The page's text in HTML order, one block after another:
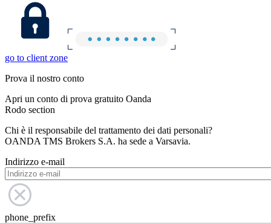
go to client zone
Prova il nostro conto
Apri un conto di prova gratuito Oanda
Rodo section
Chi è il responsabile del trattamento dei dati personali?
OANDA TMS Brokers S.A. ha sede a Varsavia.
Indirizzo e-mail
phone_prefix